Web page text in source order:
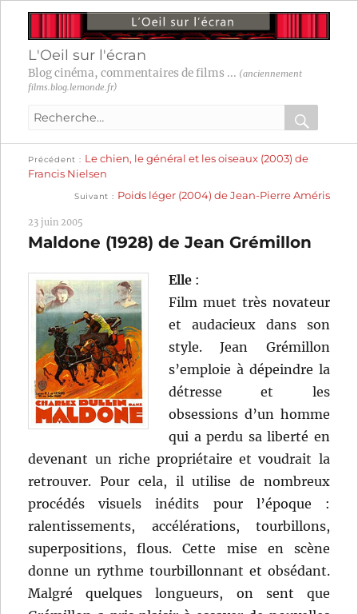
L'Oeil sur l'écran
Blog cinéma, commentaires de films ... (anciennement
films.blog.lemonde.fr)
Recherche
:
OK
Navigation
l’article
Précédent
précédente :
Le chien, le général et les oiseaux (2003) de
Francis Nielsen
Suivant
suivante :
Poids léger (2004) de Jean-Pierre Améris
23 juin 2005
Maldone (1928) de Jean Grémillon
Elle :
Film muet très novateur
et audacieux dans son
style. Jean Grémillon
s’emploie à dépeindre la
détresse et les
obsessions d’un homme
qui a perdu sa liberté en
devenant un riche propriétaire et voudrait la
retrouver. Pour cela, il utilise de nombreux
procédés visuels inédits pour l’époque :
ralentissements, accélérations, tourbillons,
superpositions, flous. Cette mise en scène
donne un rythme tourbillonnant et obsédant.
Malgré quelques longueurs, on sent que